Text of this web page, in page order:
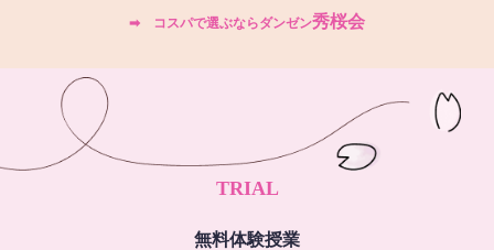
➡︎ コスパで選ぶならダンゼン秀桜会
TRIAL
無料体験授業